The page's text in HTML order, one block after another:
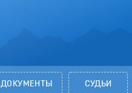
ДОКУМЕНТЫ СУДЬИ